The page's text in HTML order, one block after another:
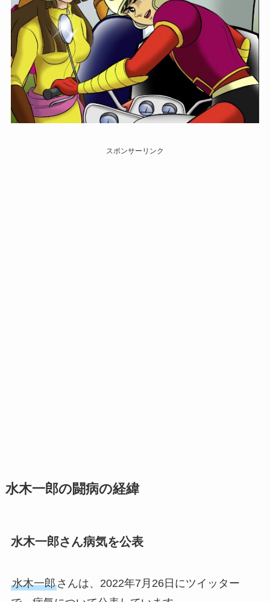
スポンサーリンク
水木一郎の闘病の経緯
水木一郎さん病気を公表
水木一郎さんは、2022年7月26日にツイッター